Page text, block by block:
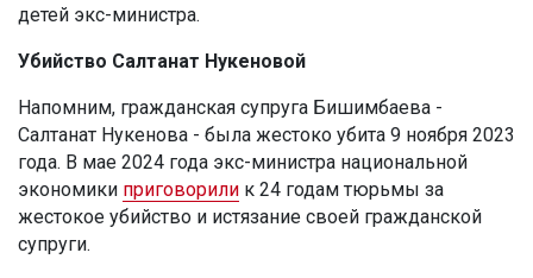
детей экс-министра.
Убийство Салтанат Нукеновой
Напомним, гражданская супруга Бишимбаева -
Салтанат Нукенова - была жестоко убита 9 ноября 2023
года. В мае 2024 года экс-министра национальной
экономики приговорили к 24 годам тюрьмы за
жестокое убийство и истязание своей гражданской
супруги.